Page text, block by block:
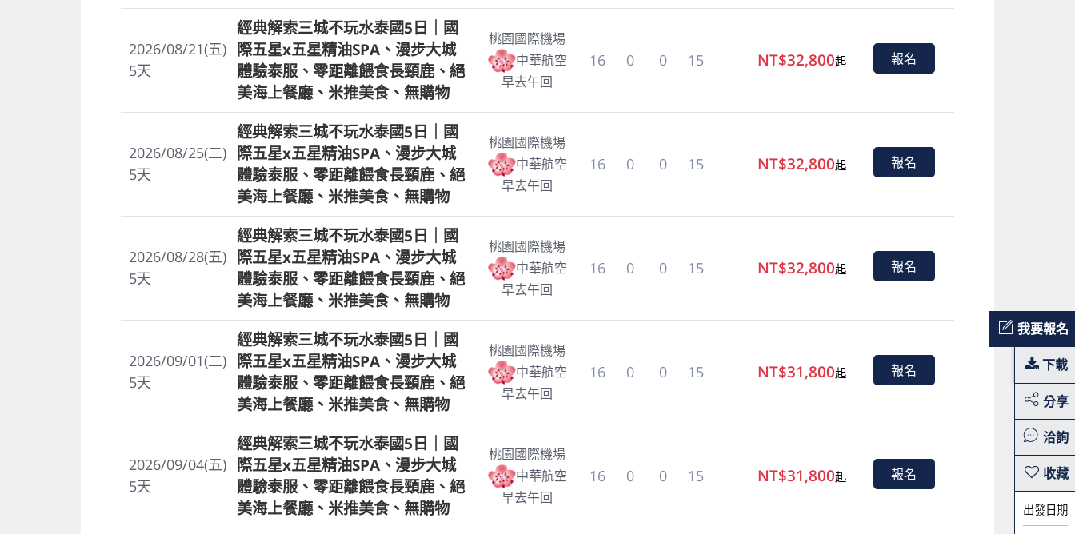
我要報名
下載
分享
洽詢
出發日期
2026/08/21(五)
5天
經典解索三城不玩水泰國5日｜國
際五星x五星精油SPA、漫步大城
體驗泰服、零距離餵食長頸鹿、絕
美海上餐廳、米推美食、無購物
桃園國際機場
中華航空
早去午回
16 0 0 15 NT$32,800起 報名
2026/08/25(二)
5天
經典解索三城不玩水泰國5日｜國
際五星x五星精油SPA、漫步大城
體驗泰服、零距離餵食長頸鹿、絕
美海上餐廳、米推美食、無購物
桃園國際機場
中華航空
早去午回
16 0 0 15 NT$32,800起 報名
2026/08/28(五)
5天
經典解索三城不玩水泰國5日｜國
際五星x五星精油SPA、漫步大城
體驗泰服、零距離餵食長頸鹿、絕
美海上餐廳、米推美食、無購物
桃園國際機場
中華航空
早去午回
16 0 0 15 NT$32,800起 報名
2026/09/01(二)
5天
經典解索三城不玩水泰國5日｜國
際五星x五星精油SPA、漫步大城
體驗泰服、零距離餵食長頸鹿、絕
美海上餐廳、米推美食、無購物
桃園國際機場
中華航空
早去午回
16 0 0 15 NT$31,800起 報名
2026/09/04(五)
5天
經典解索三城不玩水泰國5日｜國
際五星x五星精油SPA、漫步大城
體驗泰服、零距離餵食長頸鹿、絕
美海上餐廳、米推美食、無購物
桃園國際機場
中華航空
早去午回
16 0 0 15 NT$31,800起 報名